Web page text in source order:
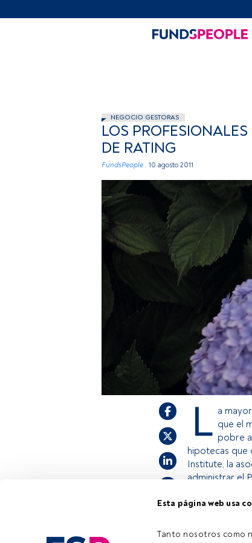
Esta página web usa
Tanto nosotros como
NEGOCIO GESTORAS
LOS
DE RATING
FundsPeople . 10 agosto 2011
L a
que el
pobre
hipotecas que
Institute, la
administrar el
estás